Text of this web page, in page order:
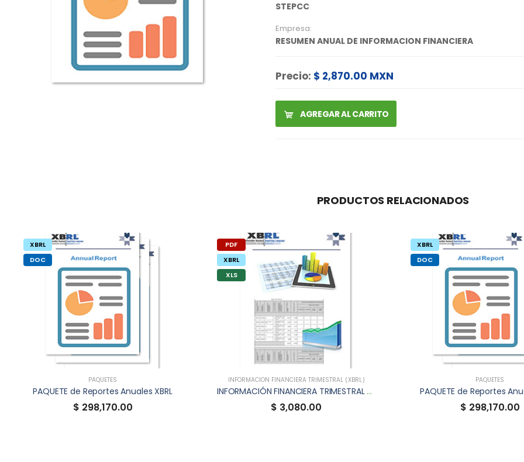
STEPCC
Empresa:
RESUMEN ANUAL DE INFORMACION FINANCIERA
Precio: $ 2,870.00 MXN
AGREGAR AL CARRITO
PRODUCTOS RELACIONADOS
XBRL
DOC
PAQUETES
PAQUETE de Reportes Anuales XBRL
$ 298,170.00
PDF
XBRL
XLS
INFORMACIÓN FINANCIERA TRIMESTRAL (XBRL)
INFORMACIÓN FINANCIERA TRIMESTRAL XBRL DE STEPCC
$ 3,080.00
XBRL
DOC
PAQUETES
PAQUETE de Reportes
$ 298,170.00